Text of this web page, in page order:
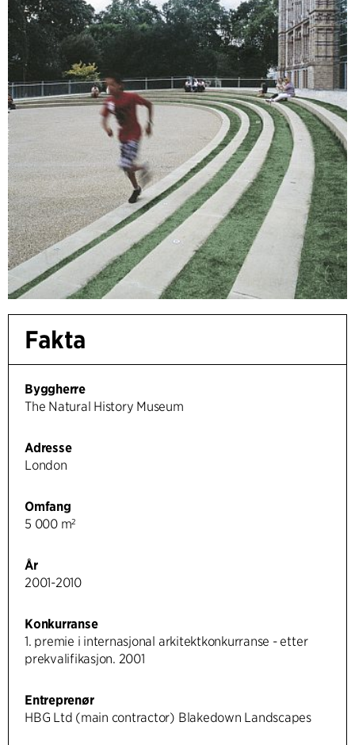
Fakta
Byggherre
The Natural History Museum
Adresse
London
Omfang
5 000 m²
År
2001-2010
Konkurranse
1. premie i internasjonal arkitektkonkurranse - etter
prekvalifikasjon. 2001
Entreprenør
HBG Ltd (main contractor) Blakedown Landscapes